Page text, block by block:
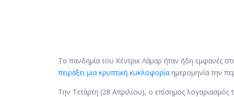
Το πανδημία του Κέντρικ Λάμαρ ήταν ήδη εμφανές
πειράξει μια κρυπτική κυκλοφορία ημερομηνία την
Την Τετάρτη (28 Απριλίου), ο επίσημος